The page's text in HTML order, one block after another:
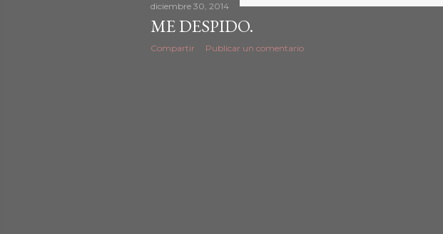
diciembre 30, 2014
ME DESPIDO.
Compartir Publicar un comentario